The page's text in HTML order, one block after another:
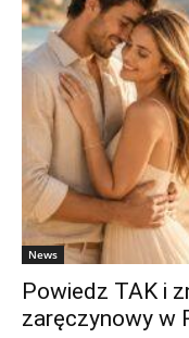
News
Powiedz TAK i
zaręczynowy w